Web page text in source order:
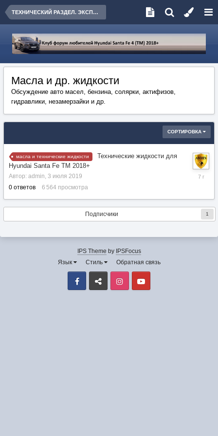
ТЕХНИЧЕСКИЙ РАЗДЕЛ. ЭКСПЛУАТАЦИЯ, ОБСЛУЖИВАНИЕ, РЕМОНТ
Масла и др. жидкости
Обсуждение авто масел, бензина, солярки, актифизов,
гидравлики, незамерзайки и др.
СОРТИРОВКА
масла и технические жидкости
Технические жидкости для
Hyundai Santa Fe TM 2018+
Автор: admin, 3 июля 2019
0 ответов 6 564 просмотра
Подписчики 1
IPS Theme by IPSFocus
Язык
Стиль Обратная связь
Facebook VK Instagram